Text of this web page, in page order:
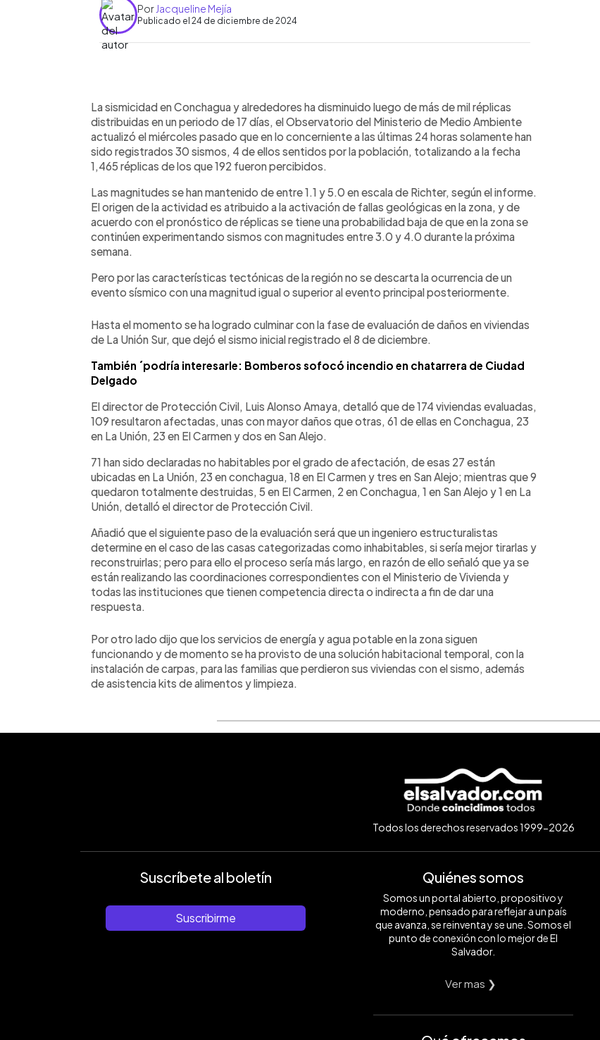
Por Jacqueline Mejía
Publicado el 24 de diciembre de 2024
► Escuchar artículo
La sismicidad en Conchagua y alrededores ha disminuido luego de más de mil réplicas
distribuidas en un periodo de 17 días, el Observatorio del Ministerio de Medio Ambiente
actualizó el miércoles pasado que en lo concerniente a las últimas 24 horas solamente han
sido registrados 30 sismos, 4 de ellos sentidos por la población, totalizando a la fecha
1,465 réplicas de los que 192 fueron percibidos.
Las magnitudes se han mantenido de entre 1.1 y 5.0 en escala de Richter, según el informe.
El origen de la actividad es atribuido a la activación de fallas geológicas en la zona, y de
acuerdo con el pronóstico de réplicas se tiene una probabilidad baja de que en la zona se
continúen experimentando sismos con magnitudes entre 3.0 y 4.0 durante la próxima
semana.
Pero por las características tectónicas de la región no se descarta la ocurrencia de un
evento sísmico con una magnitud igual o superior al evento principal posteriormente.
Hasta el momento se ha logrado culminar con la fase de evaluación de daños en viviendas
de La Unión Sur, que dejó el sismo inicial registrado el 8 de diciembre.
También ´podría interesarle: Bomberos sofocó incendio en chatarrera de Ciudad
Delgado
El director de Protección Civil, Luis Alonso Amaya, detalló que de 174 viviendas evaluadas,
109 resultaron afectadas, unas con mayor daños que otras, 61 de ellas en Conchagua, 23
en La Unión, 23 en El Carmen y dos en San Alejo.
71 han sido declaradas no habitables por el grado de afectación, de esas 27 están
ubicadas en La Unión, 23 en conchagua, 18 en El Carmen y tres en San Alejo; mientras que 9
quedaron totalmente destruidas, 5 en El Carmen, 2 en Conchagua, 1 en San Alejo y 1 en La
Unión, detalló el director de Protección Civil.
Añadió que el siguiente paso de la evaluación será que un ingeniero estructuralistas
determine en el caso de las casas categorizadas como inhabitables, si sería mejor tirarlas y
reconstruirlas; pero para ello el proceso sería más largo, en razón de ello señaló que ya se
están realizando las coordinaciones correspondientes con el Ministerio de Vivienda y
todas las instituciones que tienen competencia directa o indirecta a fin de dar una
respuesta.
Por otro lado dijo que los servicios de energía y agua potable en la zona siguen
funcionando y de momento se ha provisto de una solución habitacional temporal, con la
instalación de carpas, para las familias que perdieron sus viviendas con el sismo, además
de asistencia kits de alimentos y limpieza.
Todos los derechos reservados 1999-2026
Suscríbete al boletín
Suscribirme
Quiénes somos
Somos un portal abierto, propositivo y
moderno, pensado para reflejar a un país
que avanza, se reinventa y se une. Somos el
punto de conexión con lo mejor de El
Salvador.
Ver mas ❯